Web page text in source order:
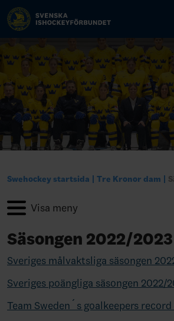
Swehockey startsida Tre Kronor dam
Säsongen 2022/2023
Sveriges målvaktsliga säsongen
Sveriges poängliga säsongen 2022/
Team Sweden´s goalkeepers